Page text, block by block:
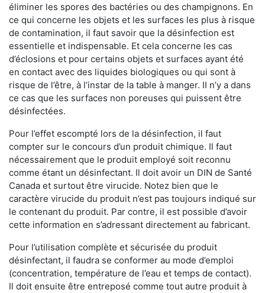
éliminer les spores des bactéries ou des champignons. En
ce qui concerne les objets et les surfaces les plus à risque
de contamination, il faut savoir que la désinfection est
essentielle et indispensable. Et cela concerne les cas
d’éclosions et pour certains objets et surfaces ayant été
en contact avec des liquides biologiques ou qui sont à
risque de l’être, à l’instar de la table à manger. II n’y a dans
ce cas que les surfaces non poreuses qui puissent être
désinfectées.
Pour l’effet escompté lors de la désinfection, il faut
compter sur le concours d’un produit chimique. Il faut
nécessairement que le produit employé soit reconnu
comme étant un désinfectant. Il doit avoir un DIN de Santé
Canada et surtout être virucide. Notez bien que le
caractère virucide du produit n’est pas toujours indiqué sur
le contenant du produit. Par contre, il est possible d’avoir
cette information en s’adressant directement au fabricant.
Pour l’utilisation complète et sécurisée du produit
désinfectant, il faudra se conformer au mode d’emploi
(concentration, température de l’eau et temps de contact).
Il doit ensuite être entreposé comme tout autre produit à